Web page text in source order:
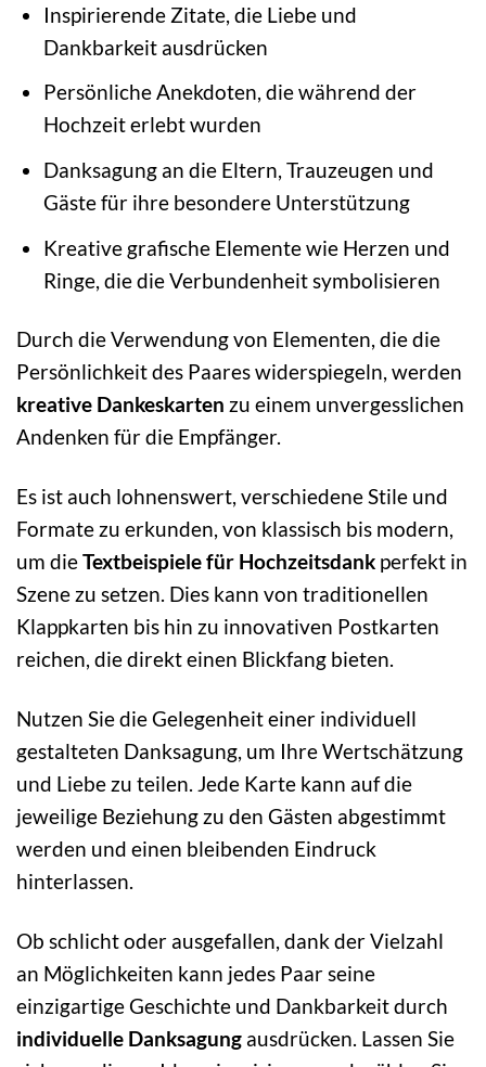
Inspirierende Zitate, die Liebe und
Dankbarkeit ausdrücken
Persönliche Anekdoten, die während der
Hochzeit erlebt wurden
Danksagung an die Eltern, Trauzeugen und
Gäste für ihre besondere Unterstützung
Kreative grafische Elemente wie Herzen und
Ringe, die die Verbundenheit symbolisieren
Durch die Verwendung von Elementen, die die
Persönlichkeit des Paares widerspiegeln, werden
kreative Dankeskarten zu einem unvergesslichen
Andenken für die Empfänger.
Es ist auch lohnenswert, verschiedene Stile und
Formate zu erkunden, von klassisch bis modern,
um dieTextbeispiele für Hochzeitsdank perfekt in
Szene zu setzen. Dies kann von traditionellen
Klappkarten bis hin zu innovativen Postkarten
reichen, die direkt einen Blickfang bieten.
Nutzen Sie die Gelegenheit einer individuell
gestalteten Danksagung, um Ihre Wertschätzung
und Liebe zu teilen. Jede Karte kann auf die
jeweilige Beziehung zu den Gästen abgestimmt
werden und einen bleibenden Eindruck
hinterlassen.
Ob schlicht oder ausgefallen, dank der Vielzahl
an Möglichkeiten kann jedes Paar seine
einzigartige Geschichte und Dankbarkeit durch
individuelle Danksagung ausdrücken. Lassen Sie